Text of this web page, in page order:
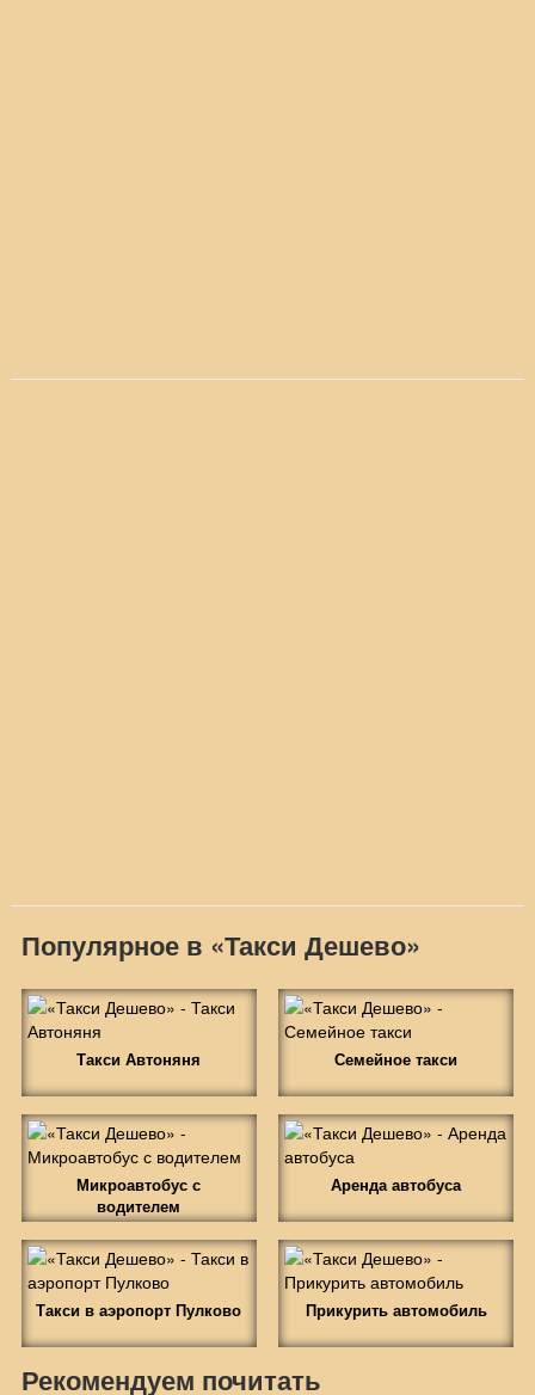
Популярное в «Такси Дешево»
Такси Автоняня Семейное такси
Микроавтобус с
водителем
Аренда автобуса
Такси в аэропорт Пулково Прикурить автомобиль
Рекомендуем почитать